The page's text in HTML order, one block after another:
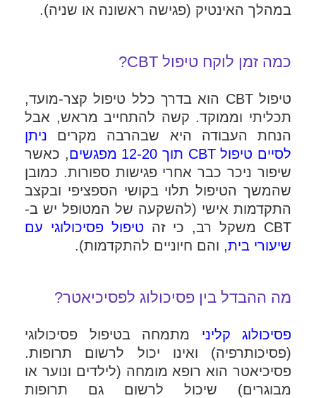
במהלך האינטיק (פגישה ראשונה או שניה).
כמה זמן לוקח טיפול CBT?
טיפול CBT הוא בדרך כלל טיפול קצר-מועד,
תכליתי וממוקד. קשה להתחייב מראש, אבל
הנחת העבודה היא שבהרבה מקרים ניתן
לסיים טיפול CBT תוך 12-20 מפגשים
, כאשר
שיפור ניכר כבר אחרי פגישות ספורות. כמובן
שהמשך הטיפול תלוי בקושי הספציפי ובקצב
התקדמות אישי (להשקעה של המטופל יש ב-
CBT משקל רב, כי זה
טיפול פסיכולוגי עם
שיעורי בית, והם חיוניים להתקדמות).
מה ההבדל בין פסיכולוג לפסיכיאטר?
פסיכולוג קליני מתמחה בטיפול פסיכולוגי
(פסיכותרפיה) ואינו יכול לרשום תרופות.
פסיכיאטר הוא רופא מומחה (לילדים ונוער או
מבוגרים) שיכול לרשום גם תרופות